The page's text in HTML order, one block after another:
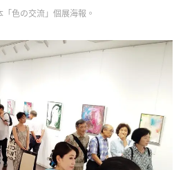
「色の交流」個展海報。